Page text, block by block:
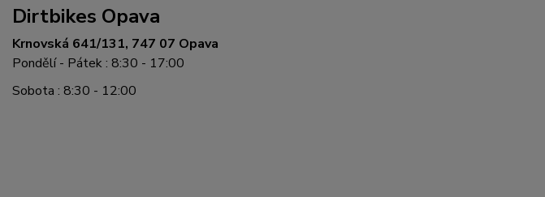
Dirtbikes Opava
Krnovská 641/131, 747 07 Opava
Pondělí - Pátek : 8:30 - 17:00
Sobota : 8:30 - 12:00